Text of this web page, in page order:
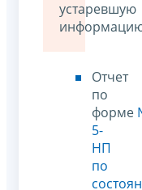
устаревшую
Отчет
по
форме
5-
НП
по